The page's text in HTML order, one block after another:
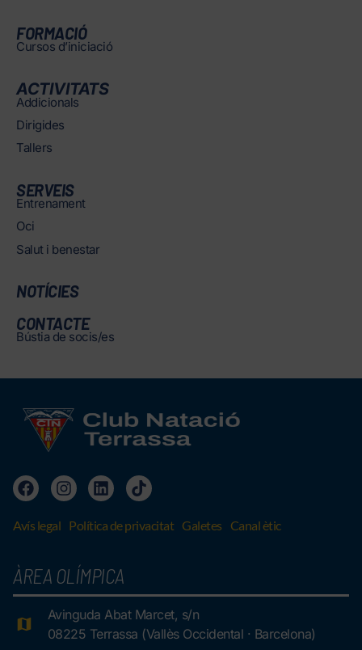
FORMACIÓ
Cursos d’iniciació
ACTIVITATS
Addicionals
Dirigides
Tallers
SERVEIS
Entrenament
Oci
Salut i benestar
NOTÍCIES
CONTACTE
Bústia de socis/es
Avís legal Política de privacitat Galetes Canal ètic
ÀREA OLÍMPICA
Avinguda Abat Marcet, s/n
08225 Terrassa (Vallès Occidental · Barcelona)